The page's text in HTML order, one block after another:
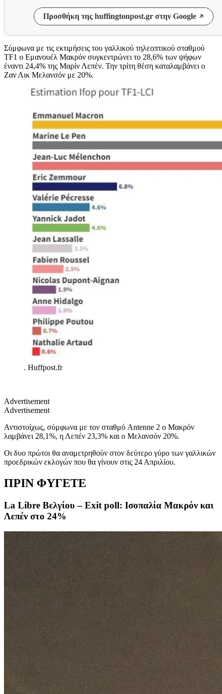
Προσθήκη της huffingtonpost.gr στην Google
Σύμφωνα με τις εκτιμήσεις του γαλλικού τηλεοπτικού σταθμού
TF1 ο Εμανουέλ Μακρόν συγκεντρώνει το 28,6% των ψήφων
έναντι 24,4% της Μαρίν Λεπέν. Την τρίτη θέση καταλαμβάνει ο
Ζαν Λικ Μελανσόν με 20%.
. Huffpost.fr
Advertisement
Advertisement
Αντιστοίχως, σύμφωνα με τον σταθμό Antenne 2 o Mακρόν
λαμβάνει 28,1%, η Λεπέν 23,3% και ο Μελανσόν 20%.
Οι δυο πρώτοι θα αναμετρηθούν στον δεύτερο γύρο των γαλλικών
προεδρικών εκλογών που θα γίνουν στις 24 Απριλίου.
ΠΡΙΝ ΦΥΓΕΤΕ
La Libre Βελγίου – Exit poll: Ισοπαλία Μακρόν και
Λεπέν στο 24%